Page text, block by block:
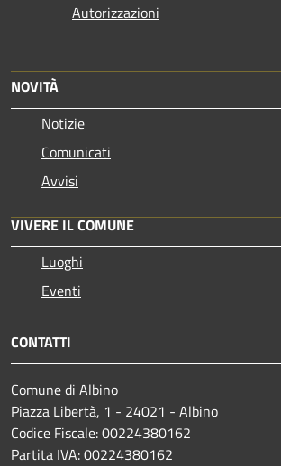
Autorizzazioni
NOVITÀ
Notizie
Comunicati
Avvisi
VIVERE IL COMUNE
Luoghi
Eventi
CONTATTI
Comune di Albino
Piazza Libertà, 1 - 24021 - Albino
Codice Fiscale: 00224380162
Partita IVA: 00224380162